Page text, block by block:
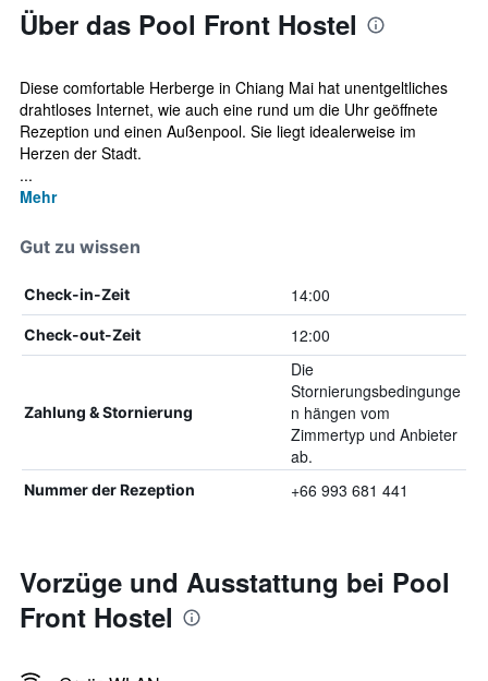
Über das Pool Front Hostel
Diese comfortable Herberge in Chiang Mai hat unentgeltliches
drahtloses Internet, wie auch eine rund um die Uhr geöffnete
Rezeption und einen Außenpool. Sie liegt idealerweise im
Herzen der Stadt.
...
Mehr
Gut zu wissen
Check-in-Zeit 14:00
Check-out-Zeit 12:00
Zahlung & Stornierung
Die
Stornierungsbedingunge
n hängen vom
Zimmertyp und Anbieter
ab.
Nummer der Rezeption +66 993 681 441
Vorzüge und Ausstattung bei Pool
Front Hostel